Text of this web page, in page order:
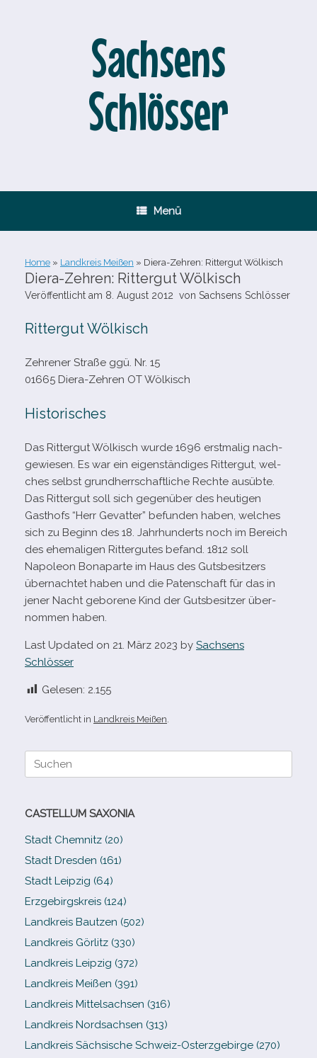
Sachsens
Schlösser
Menü
Home » Landkreis Meißen » Diera-​Zehren: Rittergut Wölkisch
Diera-​Zehren: Rittergut Wölkisch
Veröffentlicht am 8. August 2012 von Sachsens Schlösser
Rittergut Wölkisch
Zehrener Straße ggü. Nr. 15
01665 Diera-​Zehren OT Wölkisch
Historisches
Das Rittergut Wölkisch wurde 1696 erst­ma­lig nach­
ge­wie­sen. Es war ein eigen­stän­di­ges Rittergut, wel­
ches selbst grund­herr­schaft­li­che Rechte aus­übte.
Das Rittergut soll sich gegen­über des heu­ti­gen
Gasthofs “Herr Gevatter” befun­den haben, wel­ches
sich zu Beginn des 18. Jahrhunderts noch im Bereich
des ehe­ma­li­gen Rittergutes befand. 1812 soll
Napoleon Bonaparte im Haus des Gutsbesitzers
über­nach­tet haben und die Patenschaft für das in
jener Nacht gebo­rene Kind der Gutsbesitzer über­
nom­men haben.
Last Updated on 21. März 2023 by Sachsens
Schlösser
Gelesen: 2.155
Veröffentlicht in Landkreis Meißen
Suche
CASTELLUM SAXONIA
Stadt Chemnitz (20)
Stadt Dresden (161)
Stadt Leipzig (64)
Erzgebirgskreis (124)
Landkreis Bautzen (502)
Landkreis Görlitz (330)
Landkreis Leipzig (372)
Landkreis Meißen (391)
Landkreis Mittelsachsen (316)
Landkreis Nordsachsen (313)
Landkreis Sächsische Schweiz-​Osterzgebirge (270)